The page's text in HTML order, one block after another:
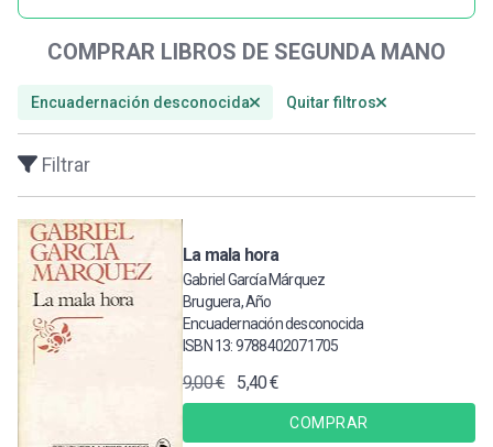
COMPRAR LIBROS DE SEGUNDA MANO
Encuadernación desconocida Quitar filtros
Filtrar
La mala hora
Gabriel García Márquez
Bruguera, Año
Encuadernación desconocida
ISBN 13: 9788402071705
9,00 € 5,40 €
COMPRAR